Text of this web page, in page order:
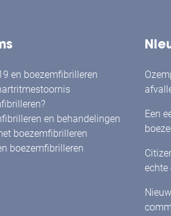
en boezemfibrilleren
en behandelingen
boezemfibrilleren
boezemfibrilleren
Een
echte